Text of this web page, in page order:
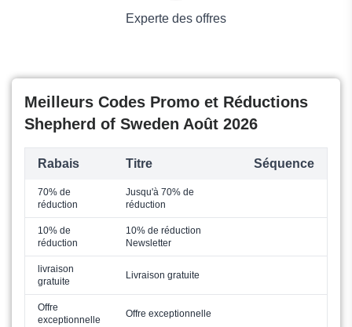
Experte des offres
Meilleurs Codes Promo et Réductions
Shepherd of Sweden Août 2026
Rabais Titre Séquence
70% de
réduction
Jusqu'à 70% de
réduction
10% de
réduction
10% de réduction
Newsletter
livraison
gratuite
Livraison gratuite
Offre
exceptionnelle
Offre exceptionnelle